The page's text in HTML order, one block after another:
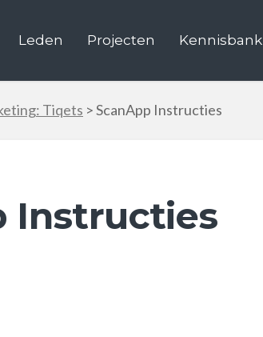
Leden Projecten Kennisbank
Tiqets >ScanApp Instructies
Instructies